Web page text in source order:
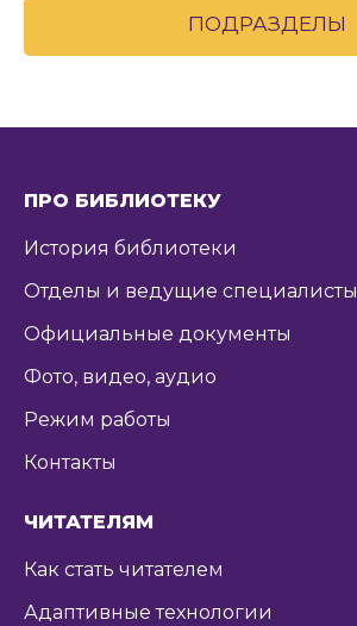
ПОДРАЗДЕЛЫ
ПРО БИБЛИОТЕКУ
История библиотеки
Отделы и ведущие специалисты
Официальные документы
Фото, видео, аудио
Режим работы
Контакты
ЧИТАТЕЛЯМ
Как стать читателем
Адаптивные технологии